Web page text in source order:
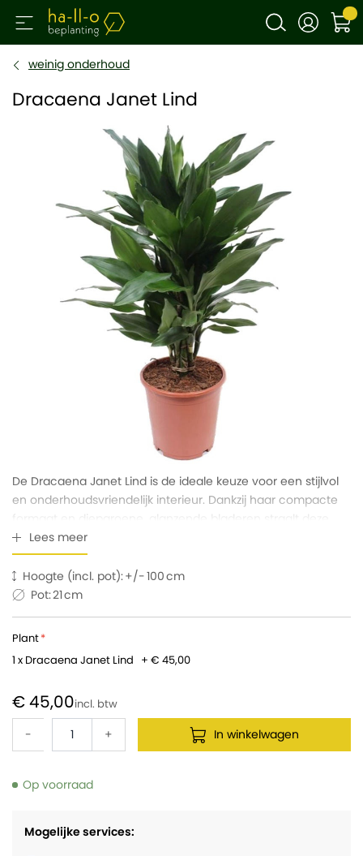
weinig onderhoud
Dracaena Janet Lind
Hoogte (incl. pot):
100
Pot:21
Mogelijke services:
De Dracaena Janet Lind is de ideale keuze voor een stijlvol
en onderhoudsvriendelijk interieur. Dankzij haar compacte
plant tijdloze klasse uit. Ze is sterk, luchtzuiverend en gedijt
uitstekend op plekken met minder licht. Duurzame
elegantie.
Lees meer
Op voorraad
Plant
1 x Dracaena Janet Lind + € 45,00
€ 45,00
- + In winkelwagen